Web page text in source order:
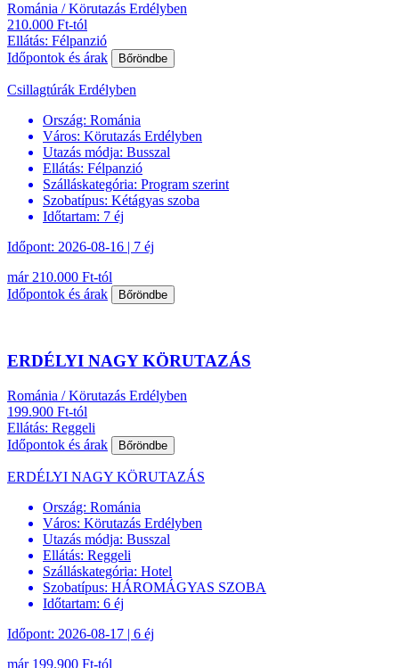
Románia / Körutazás Erdélyben
210.000 Ft-tól
Ellátás: Félpanzió
Időpontok és árak
Bőröndbe
Csillagtúrák Erdélyben
Ország: Románia
Város: Körutazás Erdélyben
Utazás módja: Busszal
Ellátás: Félpanzió
Szálláskategória: Program szerint
Szobatípus: Kétágyas szoba
Időtartam: 7 éj
Időpont: 2026-08-16 | 7 éj
már 210.000 Ft-tól
Időpontok és árak
Bőröndbe
ERDÉLYI NAGY KÖRUTAZÁS
Románia / Körutazás Erdélyben
199.900 Ft-tól
Ellátás: Reggeli
Időpontok és árak
Bőröndbe
ERDÉLYI NAGY KÖRUTAZÁS
Ország: Románia
Város: Körutazás Erdélyben
Utazás módja: Busszal
Ellátás: Reggeli
Szálláskategória: Hotel
Szobatípus: HÁROMÁGYAS SZOBA
Időtartam: 6 éj
Időpont: 2026-08-17 | 6 éj
már 199.900 Ft-tól